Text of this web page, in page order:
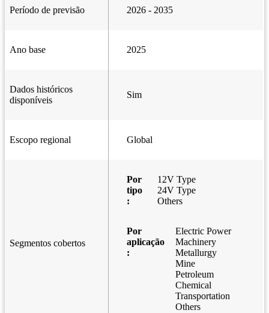
Período de previsão 2026 - 2035
Ano base 2025
Dados históricos
disponíveis
Sim
Escopo regional Global
Segmentos cobertos
Por
tipo
:
12V Type
24V Type
Others
Por
aplicação
:
Electric Power
Machinery
Metallurgy
Mine
Petroleum
Chemical
Transportation
Others